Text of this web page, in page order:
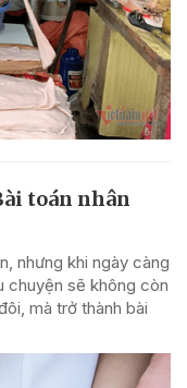
toán nhân
nhưng khi ngày càng
chuyện sẽ không còn
mà trở thành bài